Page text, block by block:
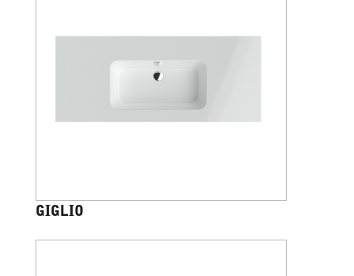
GIGLIO